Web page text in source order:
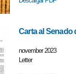
Carta al Senado
november 2023
Letter